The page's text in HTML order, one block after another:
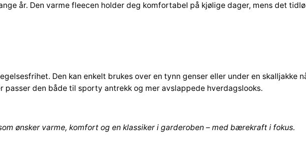
år. Den varme fleecen holder deg komfortabel på kjølige dager, mens det
Den kan enkelt brukes over en tynn genser eller under en skalljakke
den både til sporty antrekk og mer avslappede hverdagslooks.
ønsker varme, komfort og en klassiker i garderoben – med bærekraft i fokus.